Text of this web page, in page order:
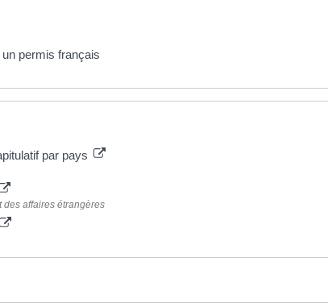
permis français
par pays
des affaires étrangères